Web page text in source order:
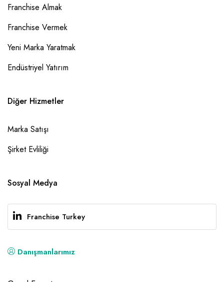
Franchise Almak
Franchise Vermek
Yeni Marka Yaratmak
Endüstriyel Yatırım
Diğer Hizmetler
Marka Satışı
Şirket Evliliği
Sosyal Medya
Franchise Turkey
Danışmanlarımız